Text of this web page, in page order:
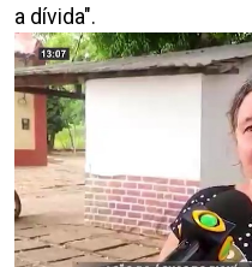
a dívida".